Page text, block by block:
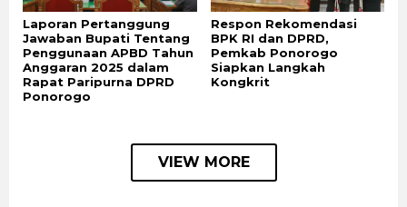
Laporan Pertanggung
Jawaban Bupati Tentang
Penggunaan APBD Tahun
Anggaran 2025 dalam
Rapat Paripurna DPRD
Ponorogo
Respon Rekomendasi
BPK RI dan DPRD,
Pemkab Ponorogo
Siapkan Langkah
Kongkrit
VIEW MORE